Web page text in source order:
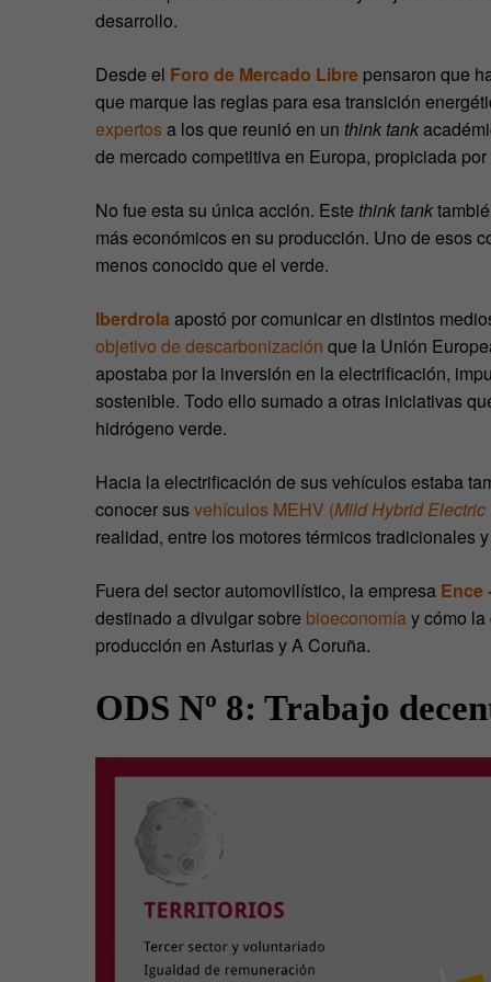
desarrollo.
Desde el Foro de Mercado Libre pensaron que
que marque las reglas para esa transición
expertosa los que reunió en un think tank
de mercado competitiva en Europa, propiciada
No fue esta su única acción. Este think tank
más económicos en su producción. Uno de esos
menos conocido que el verde.
Iberdrola apostó por comunicar en distintos
objetivo de descarbonización que la Unión
apostaba por la inversión en la electrificación,
sostenible. Todo ello sumado a otras iniciativas
hidrógeno verde.
Hacia la electrificación de sus vehículos estaba
conocer susvehículos MEHV (Mild Hybrid Electric
realidad, entre los motores térmicos tradicionales
Fuera del sector automovilístico, la empresa Ence
destinado a divulgar sobre bioeconomíay cómo
producción en Asturias y A Coruña.
ODS Nº 8: Trabajo